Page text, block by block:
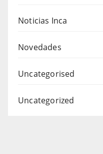
Noticias Inca
Novedades
Uncategorised
Uncategorized